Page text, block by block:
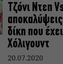
Τζόνι Ντεπ
δίκη που
Χόλιγουντ
20.07.2020